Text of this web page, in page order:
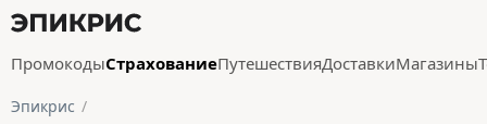
ПромокодыСтрахованиеПутешествияДоставкиМагазины
Эпикрис